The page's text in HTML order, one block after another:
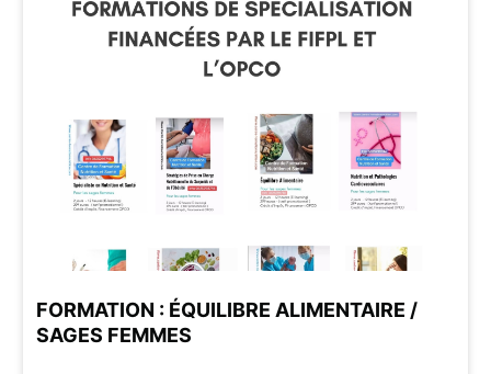
FORMATION : ÉQUILIBRE ALIMENTAIRE /
SAGES FEMMES